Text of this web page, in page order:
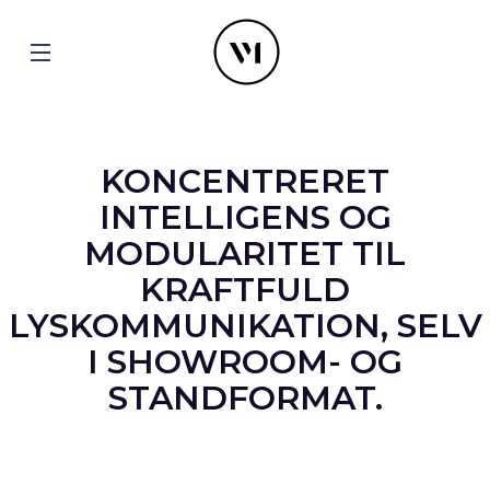
KONCENTRERET
INTELLIGENS OG
MODULARITET TIL
KRAFTFULD
LYSKOMMUNIKATION, SELV
I SHOWROOM- OG
STANDFORMAT.